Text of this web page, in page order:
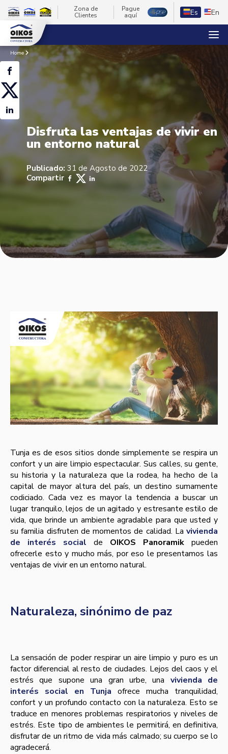
Zona de
Clientes
Pague
aquí
Es En
Home
Disfruta las ventajas de vivir en
un entorno natural
Publicado: 31 de Agosto de 2022
Compartir
Tunja es de esos sitios donde simplemente se respira un
confort y un aire limpio espectacular. Sus calles, su gente,
su historia y la naturaleza que la rodea, ha hecho de la
capital de mayor altura del país, un destino sumamente
codiciado. Cada vez es mayor la tendencia a buscar un
lugar tranquilo, lejos de un agitado y estresante estilo de
vida, que brinde un ambiente agradable para que usted y
su familia disfruten de momentos de calidad. La vivienda
de interés social de OIKOS Panoramik pueden
ofrecerle esto y mucho más, por eso le presentamos las
ventajas de vivir en un entorno natural.
Naturaleza, sinónimo de paz
La sensación de poder respirar un aire limpio y puro es un
factor diferencial al resto de ciudades. Lejos del caos y el
estrés que supone una gran urbe, una vivienda de
interés social en Tunja ofrece mucha tranquilidad,
confort y un profundo contacto con la naturaleza. Esto se
traduce en menores problemas respiratorios y niveles de
estrés. Este tipo de ambientes le permitirá, en definitiva,
disfrutar de un ritmo de vida más calmado; su cuerpo se lo
agradecerá.